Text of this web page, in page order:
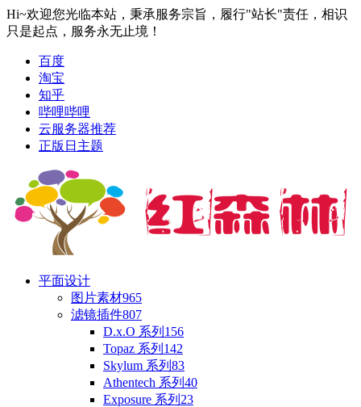
Hi~欢迎您光临本站，秉承服务宗旨，履行"站长"责任，相识
只是起点，服务永无止境！
百度
淘宝
知乎
哔哩哔哩
云服务器推荐
正版日主题
平面设计
图片素材965
滤镜插件807
D.x.O 系列 156
Topaz 系列 142
Skylum 系列 83
Athentech 系列 40
Exposure 系列 23